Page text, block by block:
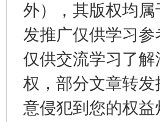
外），其版权均
发推广仅供学习
仅供交流学习了
权，部分文章转
意侵犯到您的权
东山县通报“牛蛙产品抗生素超标